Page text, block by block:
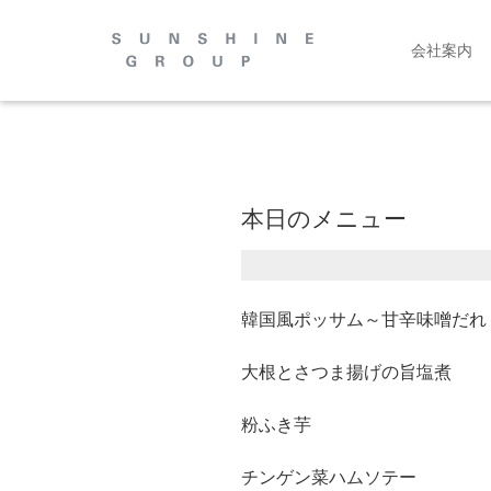
会社案内
本日のメニュー
韓国風ポッサム～甘辛味噌だれ
大根とさつま揚げの旨塩煮
粉ふき芋
チンゲン菜ハムソテー